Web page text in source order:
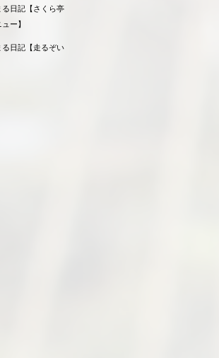
る日記【さくら亭
ー】
る日記【走るぞい